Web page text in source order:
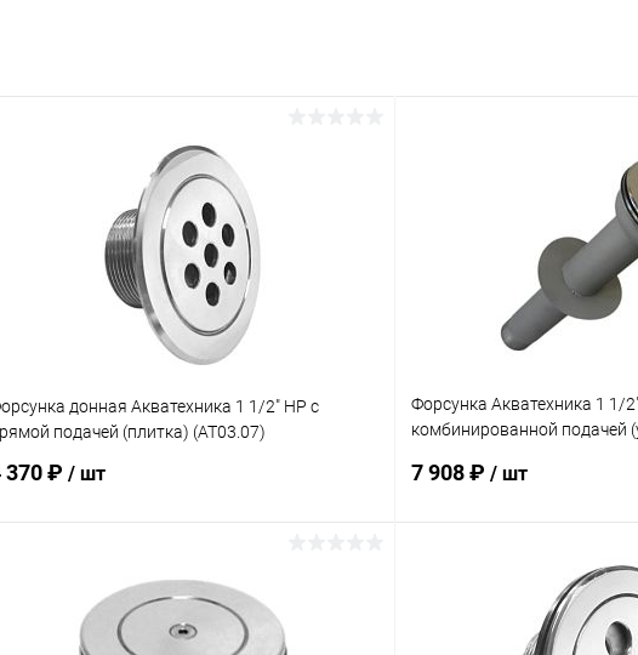
донная Акватехника 1 1/2" НР с
подачей (плитка) (AT03.07)
370 ₽ / шт
Форсунка Акватехника 1 1/
комбинированной подачей
7 908 ₽ / шт
В